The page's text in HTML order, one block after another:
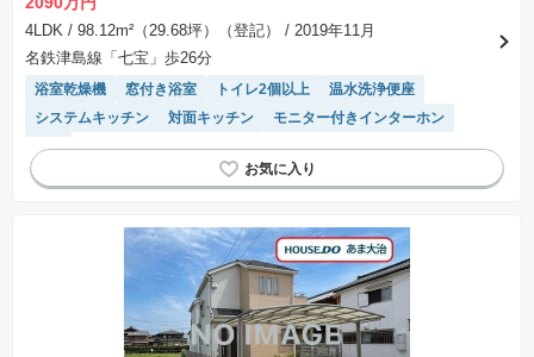
4LDK / 98.12m²（29.68坪）（登記）
/ 2019年11月
名鉄津島線「七宝」歩26分
浴室乾燥機 窓付き浴室 トイレ2個以上
温水洗浄便座
システムキッチン
対面キッチン
モニター付きインターホン
WIC